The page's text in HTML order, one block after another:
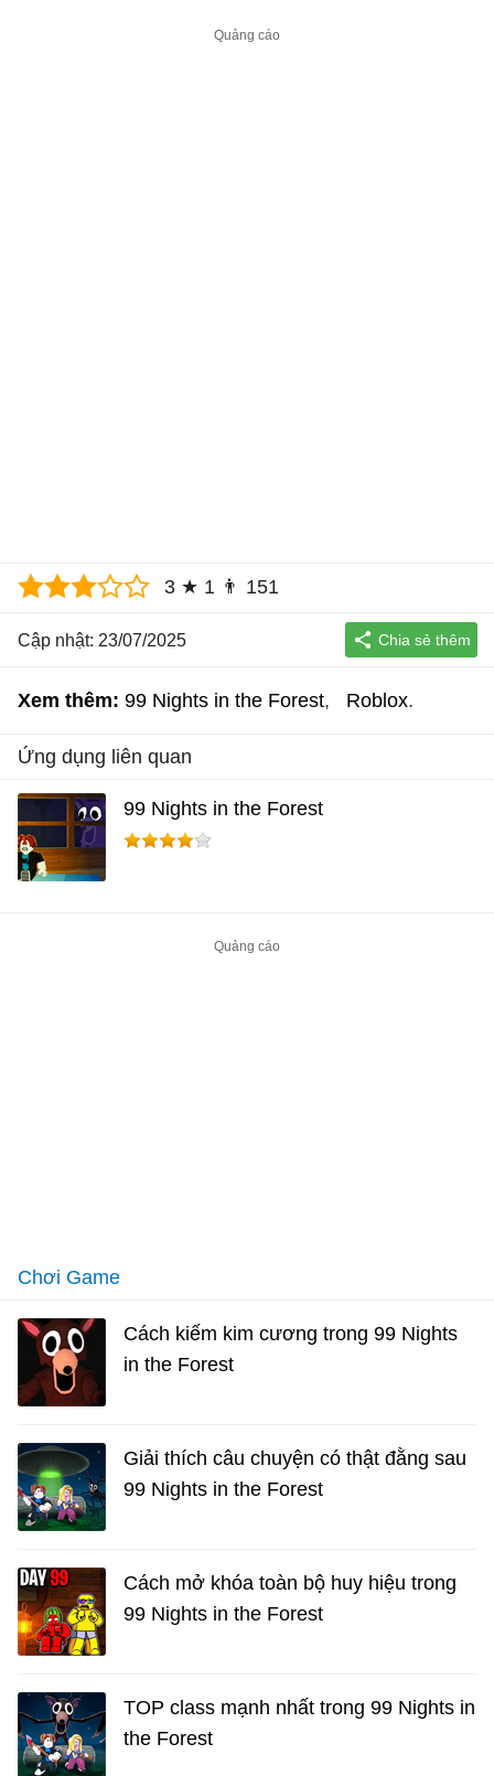
3 ★ 1 👨 151
Cập nhật: 23/07/2025
Xem thêm: 99 Nights in the Forest Roblox
Ứng dụng liên quan
99 Nights in the Forest
Chơi Game
Cách kiếm kim cương trong 99 Nights
in the Forest
Giải thích câu chuyện có thật đằng sau
99 Nights in the Forest
Cách mở khóa toàn bộ huy hiệu trong
99 Nights in the Forest
TOP class mạnh nhất trong 99 Nights in
the Forest